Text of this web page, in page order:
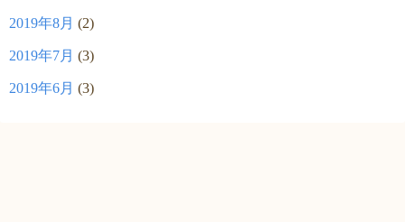
2019年8月 (2)
2019年7月 (3)
2019年6月 (3)